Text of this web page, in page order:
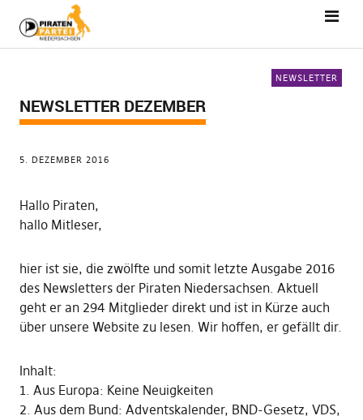
NEWSLETTER
NEWSLETTER DEZEMBER
5. DEZEMBER 2016
Hallo Piraten,
hallo Mitleser,
hier ist sie, die zwölfte und somit letzte Ausgabe 2016
des Newsletters der Piraten Niedersachsen. Aktuell
geht er an 294 Mitglieder direkt und ist in Kürze auch
über unsere Website zu lesen. Wir hoffen, er gefällt dir.
Inhalt:
1. Aus Europa: Keine Neuigkeiten
2. Aus dem Bund: Adventskalender, BND-Gesetz, VDS,